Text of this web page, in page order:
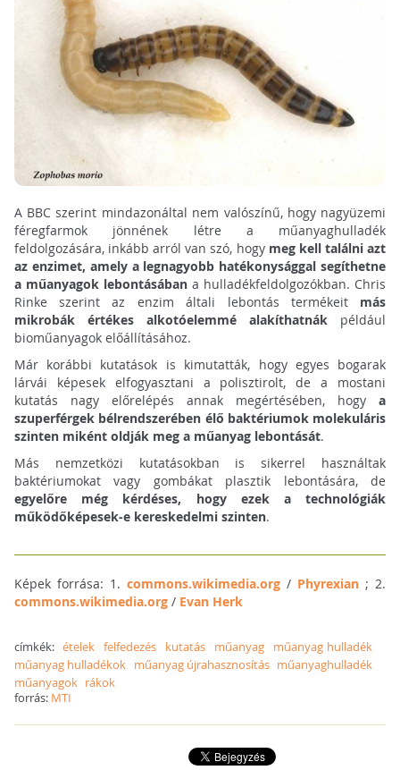
A BBC szerint mindazonáltal nem valószínű, hogy nagyüzemi
féregfarmok jönnének létre a műanyaghulladék
feldolgozására, inkább arról van szó, hogy meg kell találni azt
az enzimet, amely a legnagyobb hatékonysággal segíthetne
a műanyagok lebontásábana hulladékfeldolgozókban. Chris
Rinke szerint az enzim általi lebontás termékeit más
mikrobák értékes alkotóelemmé alakíthatnák például
bioműanyagok előállításához.
Már korábbi kutatások is kimutatták, hogy egyes bogarak
lárvái képesek elfogyasztani a polisztirolt, de a mostani
kutatás nagy előrelépés annak megértésében, hogya
szuperférgek bélrendszerében élő baktériumok molekuláris
szinten miként oldják meg a műanyag lebontását.
Más nemzetközi kutatásokban is sikerrel használtak
baktériumokat vagy gombákat plasztik lebontására, de
egyelőre még kérdéses, hogy ezek a technológiák
működőképesek-e kereskedelmi szinten.
Képek forrása: 1. commons.wikimedia.org/ Phyrexian ; 2.
commons.wikimedia.org/ Evan Herk
címkék:ételek felfedezés kutatás műanyag
műanyag hulladék
műanyag hulladékok
műanyag újrahasznosítás műanyaghulladék
műanyagok rákok
forrás: MTI